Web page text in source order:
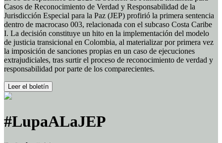
Casos de Reconocimiento de Verdad y Responsabilidad de la
Jurisdicción Especial para la Paz (JEP) profirió la primera sentencia
dentro de macrocaso 003, relacionada con el subcaso Costa Caribe
I. La decisión constituye un hito en la implementación del modelo
de justicia transicional en Colombia, al materializar por primera vez
la imposición de sanciones propias en un caso de ejecuciones
extrajudiciales, tras surtir el proceso de reconocimiento de verdad y
responsabilidad por parte de los comparecientes.
Leer el boletín
#LupaALaJEP